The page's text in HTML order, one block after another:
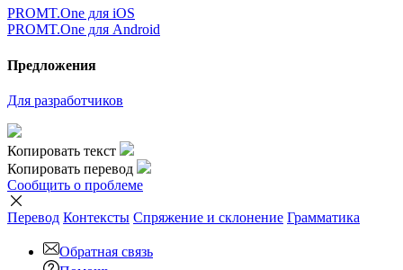
PROMT.One для iOS
PROMT.One для Android
Предложения
Для разработчиков
Копировать текст
Копировать перевод
Сообщить о проблеме
Перевод Контексты Спряжение и склонение Грамматика
Обратная связь